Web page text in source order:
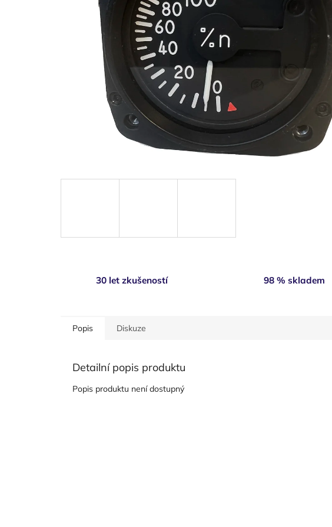
30 let zkušeností 98 % skladem
Popis Diskuze
Detailní popis produktu
Popis produktu není dostupný